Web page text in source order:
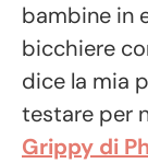
bambine in
bicchiere
dice la mia
testare per
Grippy di